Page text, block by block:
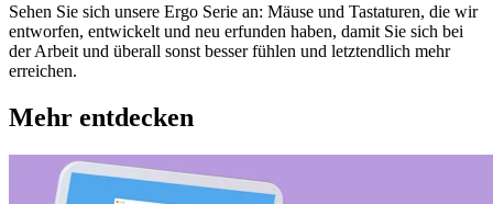
Sehen Sie sich unsere Ergo Serie an: Mäuse und Tastaturen, die wir
entworfen, entwickelt und neu erfunden haben, damit Sie sich bei
der Arbeit und überall sonst besser fühlen und letztendlich mehr
erreichen.
Mehr entdecken